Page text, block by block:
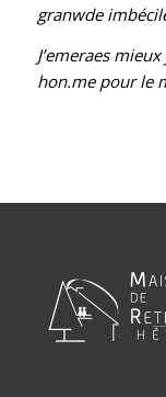
granwde
J’emeraes
hon.me pour le